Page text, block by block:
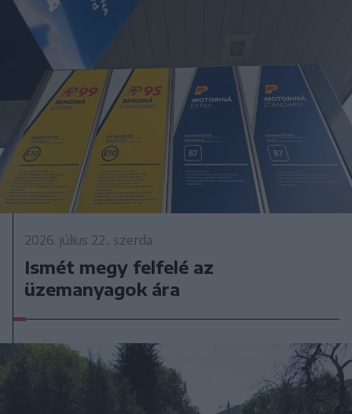
2026. július 22., szerda
Ismét megy felfelé az
üzemanyagok ára